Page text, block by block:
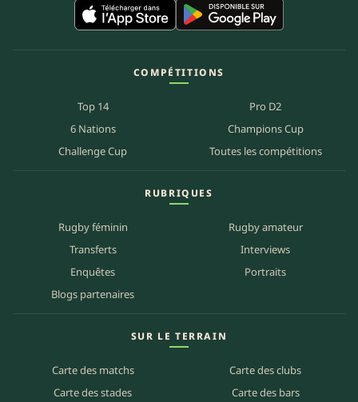
COMPÉTITIONS
Top 14
Pro D2
6 Nations
Champions Cup
Challenge Cup
Toutes les compétitions
RUBRIQUES
Rugby féminin
Rugby amateur
Transferts
Interviews
Enquêtes
Portraits
Blogs partenaires
SUR LE TERRAIN
Carte des matchs
Carte des clubs
Carte des stades
Carte des bars